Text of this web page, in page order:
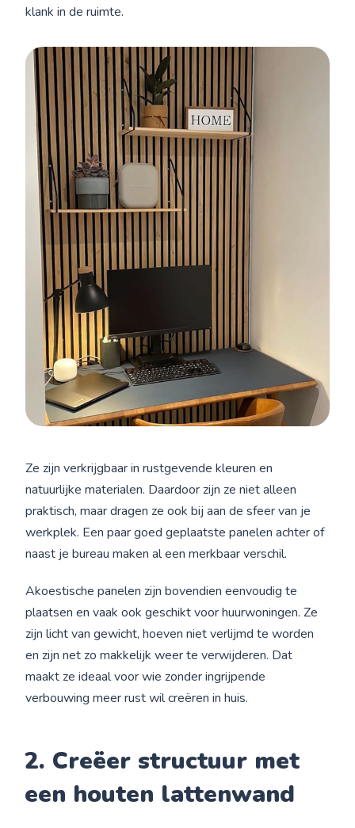
klank in de ruimte.
Ze zijn verkrijgbaar in rustgevende kleuren en
natuurlijke materialen. Daardoor zijn ze niet alleen
praktisch, maar dragen ze ook bij aan de sfeer van je
werkplek. Een paar goed geplaatste panelen achter of
naast je bureau maken al een merkbaar verschil.
Akoestische panelen zijn bovendien eenvoudig te
plaatsen en vaak ook geschikt voor huurwoningen. Ze
zijn licht van gewicht, hoeven niet verlijmd te worden
en zijn net zo makkelijk weer te verwijderen. Dat
maakt ze ideaal voor wie zonder ingrijpende
verbouwing meer rust wil creëren in huis.
2. Creëer structuur met
een houten lattenwand